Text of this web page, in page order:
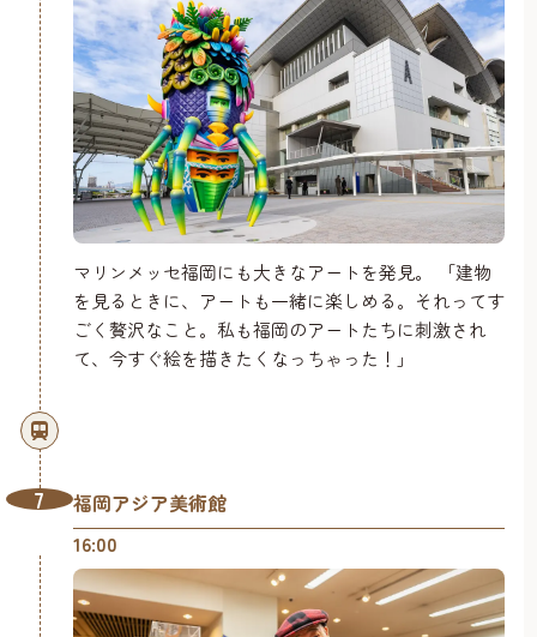
マリンメッセ福岡にも大きなアートを発見。 「建物
を見るときに、アートも一緒に楽しめる。それってす
ごく贅沢なこと。私も福岡のアートたちに刺激され
て、今すぐ絵を描きたくなっちゃった！」
7
福岡アジア美術館
16:00